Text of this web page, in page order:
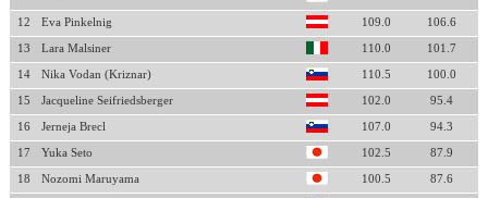
12 Eva Pinkelnig 109.0 106.6
13 Lara Malsiner 110.0 101.7
14 Nika Vodan (Kriznar) 110.5 100.0
15 Jacqueline Seifriedsberger 102.0 95.4
16 Jerneja Brecl 107.0 94.3
17 Yuka Seto 102.5 87.9
18 Nozomi Maruyama 100.5 87.6